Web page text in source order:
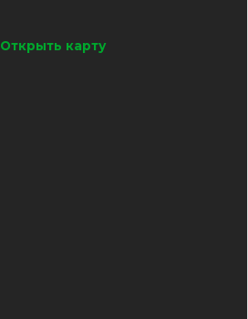
Открыть карту